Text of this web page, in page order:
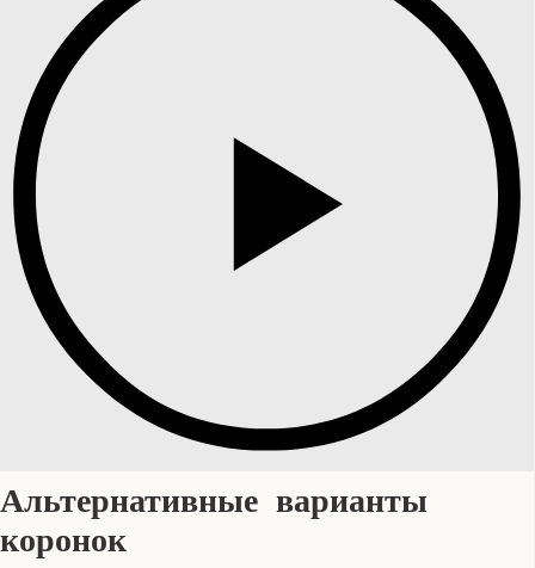
Альтернативные варианты
коронок